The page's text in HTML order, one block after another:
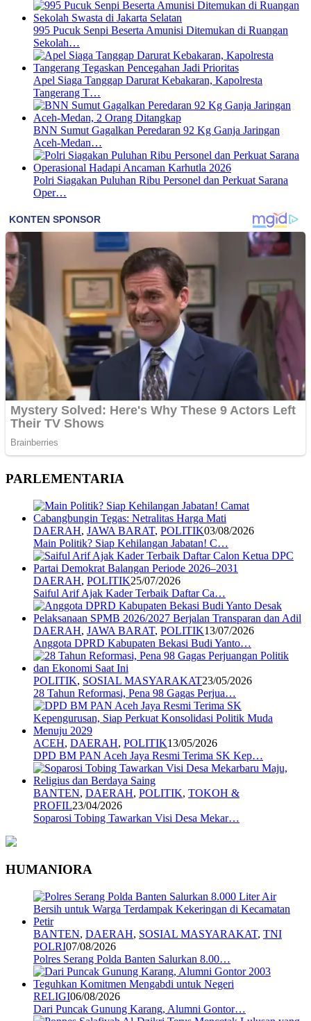
995 Pucuk Senpi Beserta Amunisi Ditemukan di Ruangan
Sekolah…
Apel Siaga Tanggap Darurat Kebakaran, Kapolresta
Tangerang T…
BNN Sumut Gagalkan Peredaran 92 Kg Ganja Jaringan
Aceh-Medan…
Polri Siagakan Puluhan Ribu Personel dan Perkuat Sarana
Oper…
PARLEMENTARIA
DAERAH, JAWA BARAT, POLITIK03/08/2026
Main Politik? Siap Kehilangan Jabatan! C…
DAERAH, POLITIK25/07/2026
Saiful Arif Ajak Kader Terbaik Daftar Ca…
DAERAH, JAWA BARAT, POLITIK13/07/2026
Anggota DPRD Kabupaten Bekasi Budi Yanto…
POLITIK, SOSIAL MASYARAKAT23/05/2026
28 Tahun Reformasi, Pena 98 Gagas Perjua…
ACEH, DAERAH, POLITIK13/05/2026
DPD BM PAN Aceh Jaya Resmi Terima SK Kep…
BANTEN, DAERAH, POLITIK, TOKOH &
PROFIL23/04/2026
Soparosi Tobing Tawarkan Visi Desa Mekar…
HUMANIORA
BANTEN, DAERAH, SOSIAL MASYARAKAT, TNI
POLRI07/08/2026
Polres Serang Polda Banten Salurkan 8.00…
RELIGI06/08/2026
Dari Puncak Gunung Karang, Alumni Gontor…